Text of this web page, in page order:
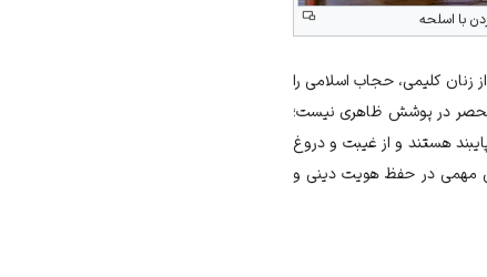
با اسلحه
زنان کلیمی، حجاب اسلامی را
منحصر در پوشش ظاهری نیست؛
هستند و از غیبت و دروغ
مهمی در حفظ هویت دینی و